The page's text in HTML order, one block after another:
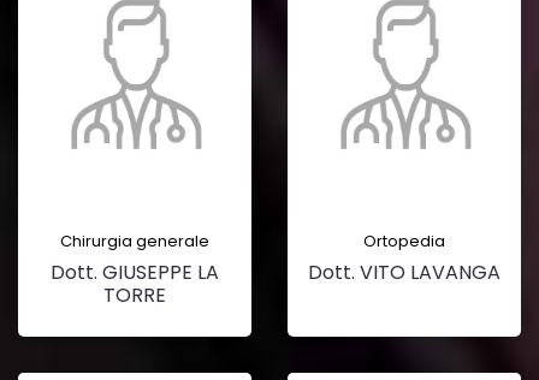
Chirurgia generale
Dott. GIUSEPPE LA
TORRE
Ortopedia
Dott. VITO LAVANGA